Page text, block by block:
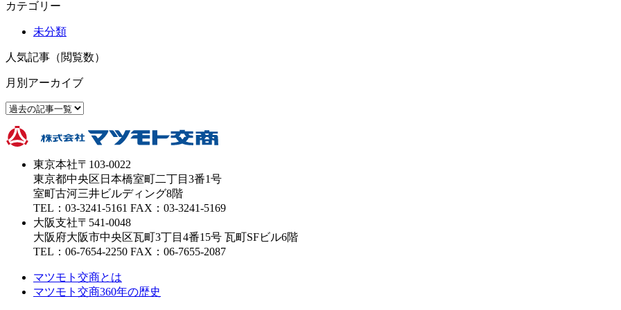
カテゴリー
未分類
人気記事（閲覧数）
月別アーカイブ
東京本社〒103-0022
東京都中央区日本橋室町二丁目3番1号
室町古河三井ビルディング8階
TEL：03-3241-5161 FAX：03-3241-5169
大阪支社〒541-0048
大阪府大阪市中央区瓦町3丁目4番15号 瓦町SFビル6階
TEL：06-7654-2250 FAX：06-7655-2087
マツモト交商とは
マツモト交商360年の歴史